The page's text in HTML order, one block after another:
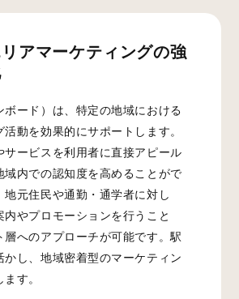
アマーケティングの強
ボード）は、特定の地域における
動を効果的にサポートします。
サービスを利用者に直接アピール
域内での認知度を高めることがで
地元住民や通勤・通学者に対し
内やプロモーションを行うこと
層へのアプローチが可能です。駅
かし、地域密着型のマーケティン
す。